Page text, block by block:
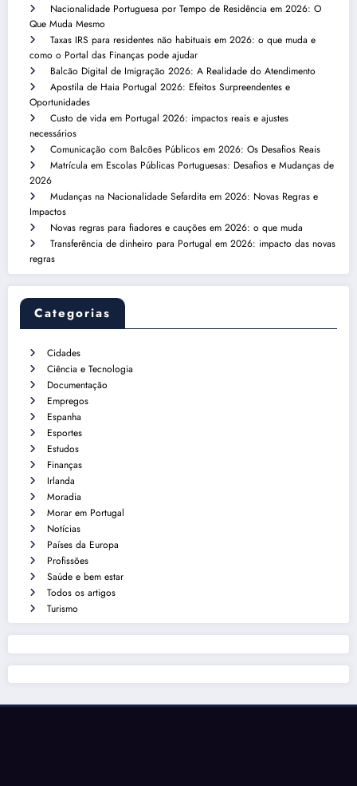
Nacionalidade Portuguesa por Tempo de Residência em 2026: O
Que Muda Mesmo
Taxas IRS para residentes não habituais em 2026: o que muda e
como o Portal das Finanças pode ajudar
Balcão Digital de Imigração 2026: A Realidade do Atendimento
Apostila de Haia Portugal 2026: Efeitos Surpreendentes e
Oportunidades
Custo de vida em Portugal 2026: impactos reais e ajustes
necessários
Comunicação com Balcões Públicos em 2026: Os Desafios Reais
Matrícula em Escolas Públicas Portuguesas: Desafios e Mudanças de
2026
Mudanças na Nacionalidade Sefardita em 2026: Novas Regras e
Impactos
Novas regras para fiadores e cauções em 2026: o que muda
Transferência de dinheiro para Portugal em 2026: impacto das novas
regras
Categorias
Cidades
Ciência e Tecnologia
Documentação
Empregos
Espanha
Esportes
Estudos
Finanças
Irlanda
Moradia
Morar em Portugal
Notícias
Países da Europa
Profissões
Saúde e bem estar
Todos os artigos
Turismo